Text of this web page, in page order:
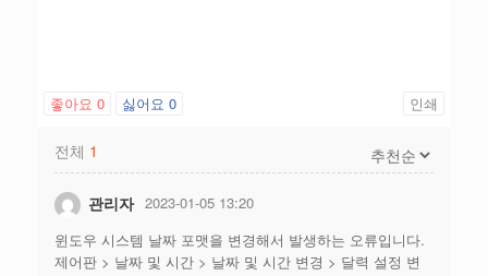
좋아요 0 싫어요 0 인쇄
전체 1
관리자 2023-01-05 13:20
윈도우 시스템 날짜 포맷을 변경해서 발생하는 오류입니다.
제어판 > 날짜 및 시간 > 날짜 및 시간 변경 > 달력 설정 변